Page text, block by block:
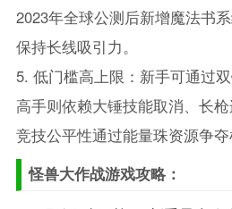
2023年全球公测后新增魔法书
保持长线吸引力。
5. 低门槛高上限：新手可通过
高手则依赖大锤技能取消、长
竞技公平性通过能量珠资源争夺
怪兽大作战游戏攻略：